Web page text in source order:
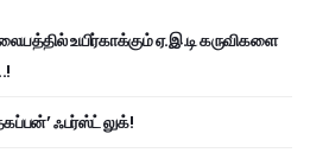
உயிர்காக்கும் ஏ.இ.டி கருவிகளை
ஃபர்ஸ்ட் லுக்!